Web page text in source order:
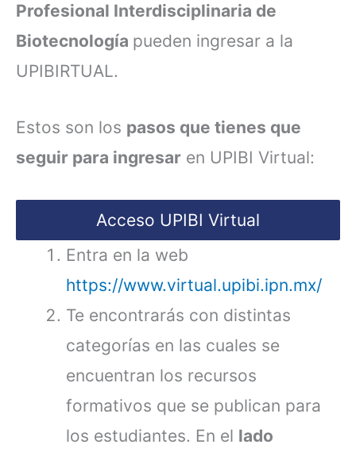
Profesional Interdisciplinaria de
Biotecnología pueden ingresar a la
UPIBIRTUAL.
Estos son los pasos que tienes que
seguir para ingresar en UPIBI Virtual:
Acceso UPIBI Virtual
Entra en la web
https://www.virtual.upibi.ipn.mx/
Te encontrarás con distintas
categorías en las cuales se
encuentran los recursos
formativos que se publican para
los estudiantes. En el lado